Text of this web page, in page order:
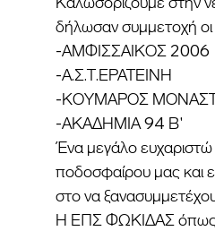
δήλωσαν συμμετοχή οι
-ΑΜΦΙΣΣΑΙΚΟΣ 2006
-Α.Σ.Τ.ΕΡΑΤΕΙΝΗ
-ΚΟΥΜΑΡΟΣ
-ΑΚΑΔΗΜΙΑ 94 Β'
Ένα μεγάλο ευχαριστώ
ποδοσφαίρου μας και
στο να
Η ΕΠΣ ΦΩΚΙΔΑΣ όπως